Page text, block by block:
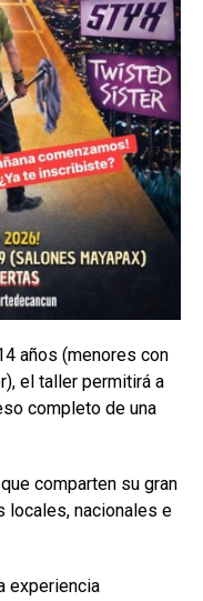
años (menores con
el taller permitirá a
completo de una
comparten su gran
locales, nacionales e
experiencia